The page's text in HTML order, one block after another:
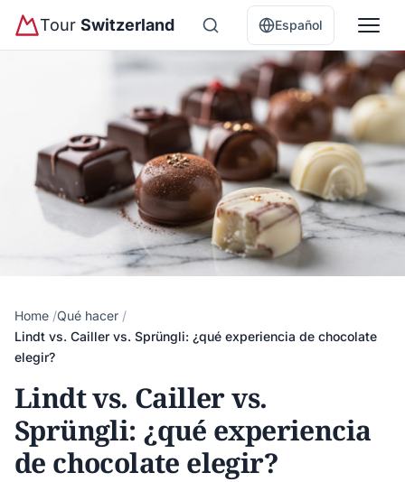
Tour Switzerland Español
Home Qué hacer
Lindt vs. Cailler vs. Sprüngli: ¿qué experiencia de chocolate
elegir?
Lindt vs. Cailler vs.
Sprüngli: ¿qué experiencia
de chocolate elegir?